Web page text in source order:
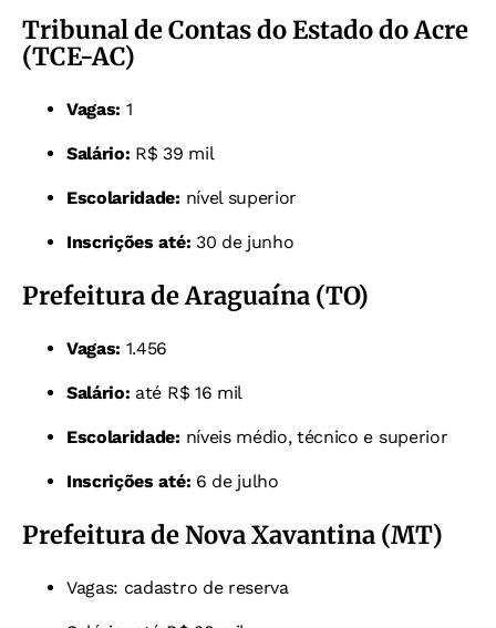
Tribunal de Contas do Estado do Acre
(TCE-AC)
Vagas: 1
Salário: R$ 39 mil
Escolaridade: nível superior
Inscrições até: 30 de junho
Prefeitura de Araguaína (TO)
Vagas: 1.456
Salário: até R$ 16 mil
Escolaridade: níveis médio, técnico e superior
Inscrições até: 6 de julho
Prefeitura de Nova Xavantina (MT)
Vagas: cadastro de reserva